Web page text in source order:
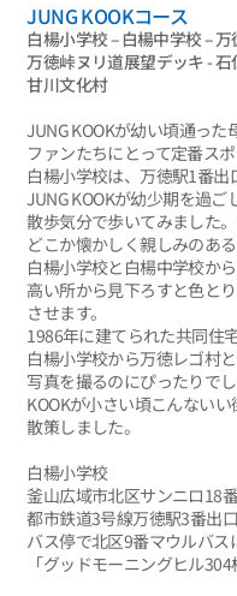
JUNG KOOKコース
白楊小学校 – 白楊中学校 –
万徳峠ヌリ道展望デッキ -
甘川文化村
JUNG KOOKが幼い頃通った
ファンたちにとって定番ス
白楊小学校は、万徳駅1番出
JUNG KOOKが幼少期を過ご
散歩気分で歩いてみました
どこか懐かしく親しみのある
白楊小学校と白楊中学校か
高い所から見下ろすと色と
させます。
1986年に建てられた共同住
白楊小学校から万徳レゴ村
写真を撮るのにぴったりで
KOOKが小さい頃こんない
散策しました。
白楊小学校
釜山広域市北区サンニロ18
都市鉄道3号線万徳駅3番出
バス停で北区9番マウルバ
「グッドモーニングヒル